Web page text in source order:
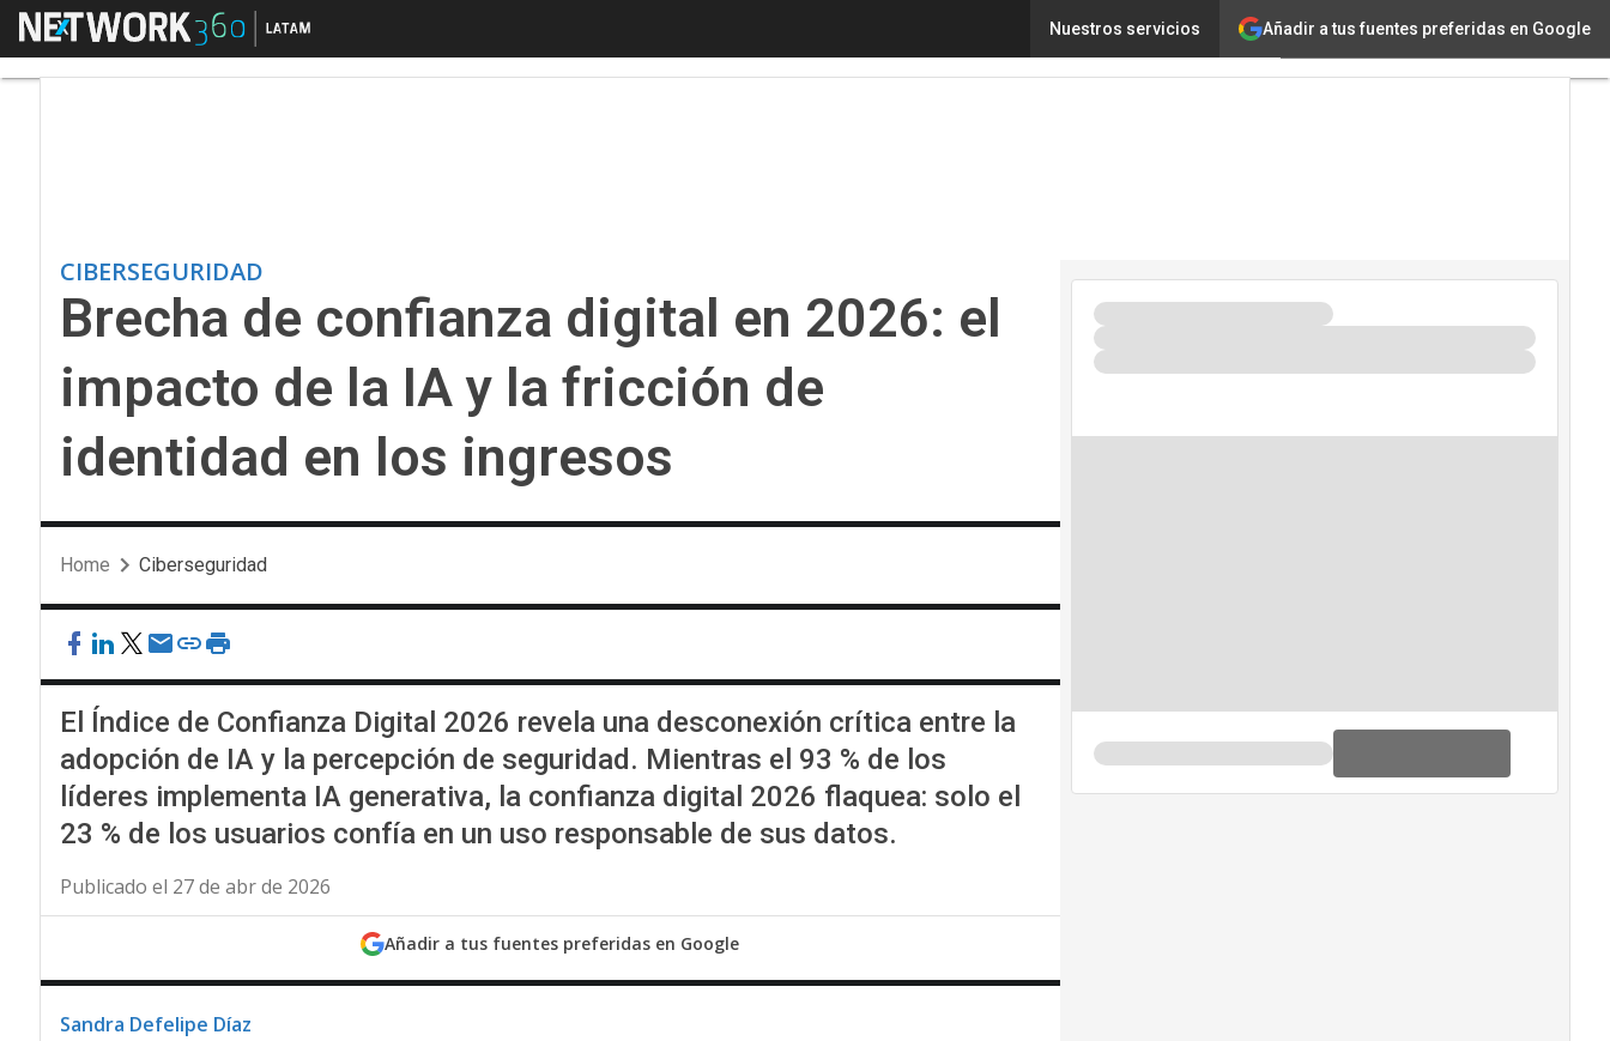
Añadir a tus fuentes preferidas en Google
Nuestros servicios
Menú Brecha de confianza digital en 2026: el impacto de la IA y la fricción de identidad en los ingresos Tecnología
Artificial
Ciberseguridad
CIBERSEGURIDAD
Brecha de confianza digital en 2026: el
impacto de la IA y la fricción de
identidad en los ingresos
Home Ciberseguridad
El Índice de Confianza Digital 2026 revela una desconexión crítica entre la
adopción de IA y la percepción de seguridad. Mientras el 93 % de los
líderes implementa IA generativa, la confianza digital 2026 flaquea: solo el
23 % de los usuarios confía en un uso responsable de sus datos.
Publicado el 27 de abr de 2026
Añadir a tus fuentes preferidas en Google
Sandra Defelipe Díaz